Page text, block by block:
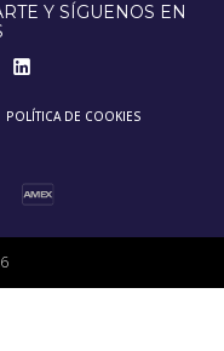
Y SÍGUENOS EN
POLÍTICA DE COOKIES